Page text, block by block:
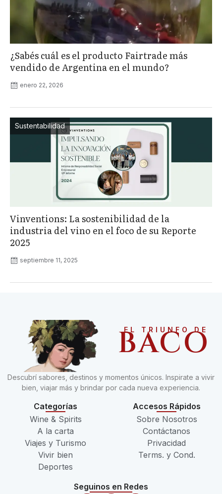
¿Sabés cuál es el producto Fairtrade más
vendido de Argentina en el mundo?
enero 22, 2026
Sustentabilidad
Vinventions: La sostenibilidad de la
industria del vino en el foco de su Reporte
2025
septiembre 11, 2025
EL TRIUNFO DE
BACO
Descubrí sabores, destinos y momentos únicos. Inspirate a vivir
bien, viajar más y brindar por cada nueva experiencia.
Categorías
Wine & Spirits
A la carta
Viajes y Turismo
Vivir bien
Deportes
Accesos Rápidos
Sobre Nosotros
Contáctanos
Privacidad
Terms. y Cond.
Seguinos en Redes